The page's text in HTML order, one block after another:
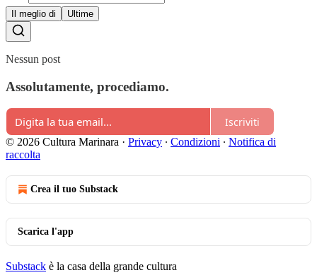
Il meglio di Ultime
Nessun post
Assolutamente, procediamo.
Iscriviti
© 2026 Cultura Marinara · Privacy ∙ Condizioni ∙ Notifica di
raccolta
Crea il tuo Substack
Scarica l'app
Substack è la casa della grande cultura